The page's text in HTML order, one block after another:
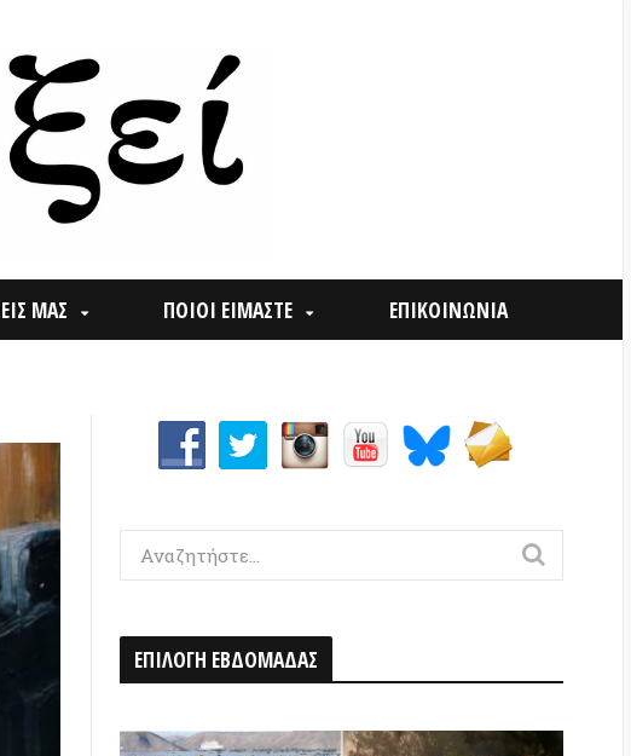
ΠΟΙΟΙ ΕΙΜΑΣΤΕ ΕΠΙΚΟΙΝΩΝΙΑ
Search
for:
ΕΠΙΛΟΓΗ ΕΒΔΟΜΑΔΑΣ